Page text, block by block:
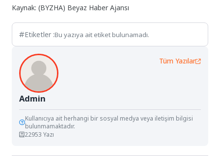
Kaynak: (BYZHA) Beyaz Haber Ajansı
Etiketler :Bu yazıya ait etiket bulunamadı.
Admin
Tüm Yazılar
Kullanıcıya ait herhangi bir sosyal medya veya iletişim bilgisi
bulunmamaktadır.
22953 Yazı